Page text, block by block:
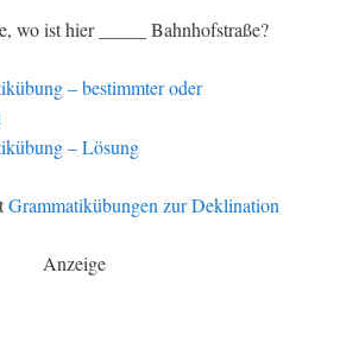
wo ist hier _____ Bahnhofstraße?
– bestimmter oder
– Lösung
Grammatikübungen zur Deklination
Anzeige